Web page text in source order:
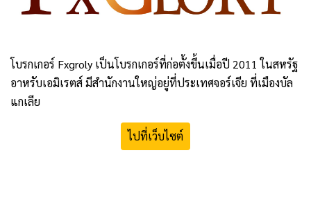
โบรกเกอร์ Fxgroly เป็นโบรกเกอร์ที่ก่อตั้งขึ้นเมื่อปี 2011ในสหรัฐ
อาหรับเอมิเรตส์มีสำนักงานใหญ่อยู่ที่ประเทศจอร์เจีย ที่เมืองบัล
แกเลีย
ไปที่เว็บไซต์